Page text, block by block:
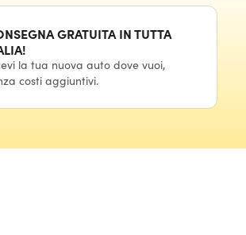
GRATUITA IN TUTTA
la tua nuova auto dove vuoi,
costi aggiuntivi.